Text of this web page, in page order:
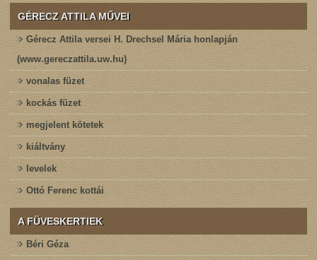
GÉRECZ ATTILA MŰVEI
Gérecz Attila versei H. Drechsel Mária honlapján
(www.gereczattila.uw.hu)
vonalas füzet
kockás füzet
megjelent kötetek
kiáltvány
levelek
Ottó Ferenc kottái
A FÜVESKERTIEK
Béri Géza